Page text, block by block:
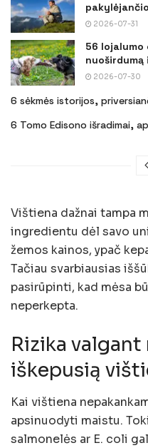
2026-07-31
56
2026-07-30
6 sėkmės istorijos,
6 Tomo Edisono išradimai,
Vištiena dažnai tampa
ingredientu dėl savo
žemos kainos, ypač
Tačiau svarbiausias
pasirūpinti, kad mėsa
neperkepta.
Rizika
iškepusią
Kai vištiena
apsinuodyti maistu.
salmonelės ar E. coli